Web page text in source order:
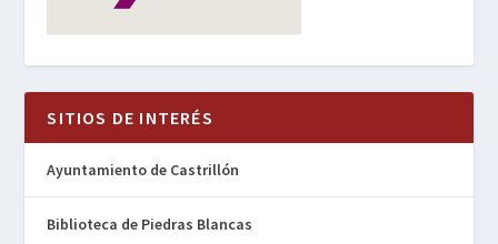
SITIOS DE INTERÉS
Ayuntamiento de Castrillón
Biblioteca de Piedras Blancas